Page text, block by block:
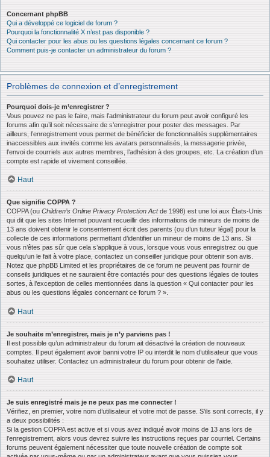
Concernant phpBB
Qui a développé ce logiciel de forum ?
Pourquoi la fonctionnalité X n’est pas disponible ?
Qui contacter pour les abus ou les questions légales concernant ce forum ?
Comment puis-je contacter un administrateur du forum ?
Problèmes de connexion et d’enregistrement
Pourquoi dois-je m’enregistrer ?
Vous pouvez ne pas le faire, mais l’administrateur du forum peut avoir configuré les
forums afin qu’il soit nécessaire de s’enregistrer pour poster des messages. Par
ailleurs, l’enregistrement vous permet de bénéficier de fonctionnalités supplémentaires
inaccessibles aux invités comme les avatars personnalisés, la messagerie privée,
l’envoi de courriels aux autres membres, l’adhésion à des groupes, etc. La création d’un
compte est rapide et vivement conseillée.
Haut
Que signifie COPPA ?
COPPA (ou Children’s Online Privacy Protection Actde 1998) est une loi aux États-Unis
qui dit que les sites Internet pouvant recueillir des informations de mineurs de moins de
13 ans doivent obtenir le consentement écrit des parents (ou d’un tuteur légal) pour la
collecte de ces informations permettant d’identifier un mineur de moins de 13 ans. Si
vous n’êtes pas sûr que cela s’applique à vous, lorsque vous vous enregistrez ou que
quelqu’un le fait à votre place, contactez un conseiller juridique pour obtenir son avis.
Notez que phpBB Limited et les propriétaires de ce forum ne peuvent pas fournir de
conseils juridiques et ne sauraient être contactés pour des questions légales de toutes
sortes, à l’exception de celles mentionnées dans la question « Qui contacter pour les
abus ou les questions légales concernant ce forum ? ».
Haut
Je souhaite m’enregistrer, mais je n’y parviens pas !
Il est possible qu’un administrateur du forum ait désactivé la création de nouveaux
comptes. Il peut également avoir banni votre IP ou interdit le nom d’utilisateur que vous
souhaitez utiliser. Contactez un administrateur du forum pour obtenir de l’aide.
Haut
Je suis enregistré mais je ne peux pas me connecter !
Vérifiez, en premier, votre nom d’utilisateur et votre mot de passe. S’ils sont corrects, il y
a deux possibilités :
Si la gestion COPPA est active et si vous avez indiqué avoir moins de 13 ans lors de
l’enregistrement, alors vous devrez suivre les instructions reçues par courriel. Certains
forums peuvent également nécessiter que toute nouvelle création de compte soit